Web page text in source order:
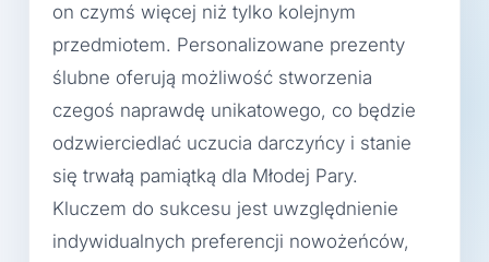
on czymś więcej niż tylko kolejnym
przedmiotem. Personalizowane prezenty
ślubne oferują możliwość stworzenia
czegoś naprawdę unikatowego, co będzie
odzwierciedlać uczucia darczyńcy i stanie
się trwałą pamiątką dla Młodej Pary.
Kluczem do sukcesu jest uwzględnienie
indywidualnych preferencji nowożeńców,